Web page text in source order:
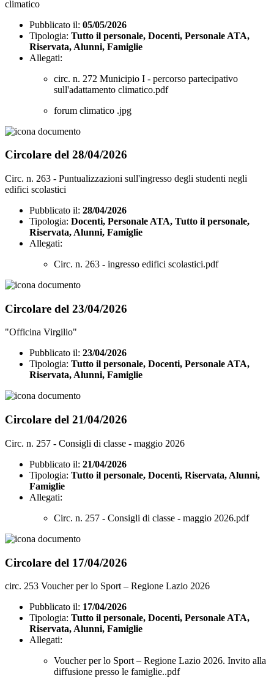
climatico
Pubblicato il: 05/05/2026
Tipologia: Tutto il personale, Docenti, Personale ATA,
Riservata, Alunni, Famiglie
Allegati:
circ. n. 272 Municipio I - percorso partecipativo
sull'adattamento climatico.pdf
forum climatico .jpg
Circolare del 28/04/2026
Circ. n. 263 - Puntualizzazioni sull'ingresso degli studenti negli
edifici scolastici
Pubblicato il: 28/04/2026
Tipologia: Docenti, Personale ATA, Tutto il personale,
Riservata, Alunni, Famiglie
Allegati:
Circ. n. 263 - ingresso edifici scolastici.pdf
Circolare del 23/04/2026
"Officina Virgilio"
Pubblicato il: 23/04/2026
Tipologia: Tutto il personale, Docenti, Personale ATA,
Riservata, Alunni, Famiglie
Circolare del 21/04/2026
Circ. n. 257 - Consigli di classe - maggio 2026
Pubblicato il: 21/04/2026
Tipologia: Tutto il personale, Docenti, Riservata, Alunni,
Famiglie
Allegati:
Circ. n. 257 - Consigli di classe - maggio 2026.pdf
Circolare del 17/04/2026
circ. 253 Voucher per lo Sport – Regione Lazio 2026
Pubblicato il: 17/04/2026
Tipologia: Tutto il personale, Docenti, Personale ATA,
Riservata, Alunni, Famiglie
Allegati:
Voucher per lo Sport – Regione Lazio 2026. Invito alla
diffusione presso le famiglie..pdf